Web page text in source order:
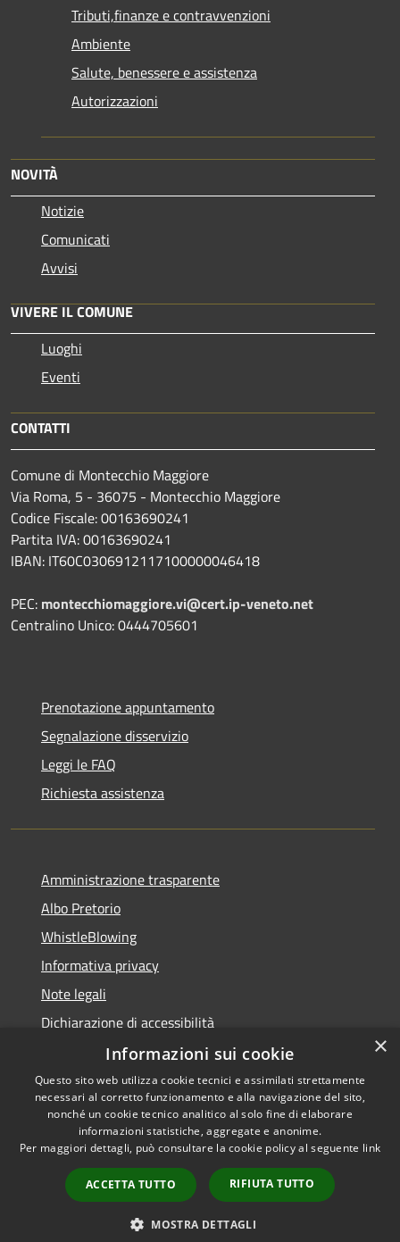
Tributi,finanze e contravvenzioni
Ambiente
Salute, benessere e assistenza
Autorizzazioni
NOVITÀ
Notizie
Comunicati
Avvisi
VIVERE IL COMUNE
Luoghi
Eventi
CONTATTI
Comune di Montecchio Maggiore
Via Roma, 5 - 36075 - Montecchio Maggiore
Codice Fiscale: 00163690241
Partita IVA: 00163690241
IBAN: IT60C0306912117100000046418
PEC: montecchiomaggiore.vi@cert.ip-veneto.net
Centralino Unico: 0444705601
Prenotazione appuntamento
Segnalazione disservizio
Leggi le FAQ
Richiesta assistenza
Amministrazione trasparente
Albo Pretorio
WhistleBlowing
Informativa privacy
Note legali
Dichiarazione di accessibilità
Accessibilità
Privacy
Mappa del sito
Obiettivi di accessibilità
Copyright © 2026 • Città di
Montecchio Maggiore •
Powered byMunicipium •
Accesso redazione
×
Informazioni sui cookie
Questo sito web utilizza cookie tecnici e assimilati strettamente
necessari al corretto funzionamento e alla navigazione del sito,
nonché un cookie tecnico analitico al solo fine di elaborare
informazioni statistiche, aggregate e anonime.
Per maggiori dettagli, può consultare la cookie policy al seguente link
ACCETTA TUTTO RIFIUTA TUTTO
MOSTRA DETTAGLI